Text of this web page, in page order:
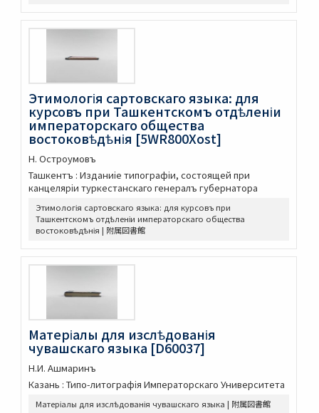
Bản chỉ cách đọc và ý nghīa Annam các chữ nho trong
sách tứ thư／四書不二字音義撮要
佛印の政治經濟状況と印度支那人の希望事項
佛印文化情報 第五号
薬用植物
A NATURALIST IN WESTERN CHINA
印度哲學小史
依立世阿毘曇論日月行品考定暦原・須彌界日道中路八線表根・瞿
曇氏暦稿
宿曜經算曜直章第七・瞿曇氏暦草稿・古今交食考・立世阿毘曇暦
法推歩
梵暦考證
宿曜経鈔
五事毘婆沙論口義
Egyptian Studies
Denkmaeler aus Aegypten und Aethiopien
Hieratische Paläographie
漢籍コーナー貴重書コレクション
閩刻十三經註疏
周易兼義 9卷畧例1卷音義1卷
毛詩註疏 20卷詩譜序1卷
Этимологія сартовскаго языка: для
курсовъ при Ташкентскомъ отдѣленіи
императорскаго общества
востоковѣдѣнія [5WR800Xost]
Н. Остроумовъ
Ташкентъ : Изданиіе типографіи, состоящей при
канцеляріи туркестанскаго генералъ губернатора
Этимологія сартовскаго языка: для курсовъ при
Ташкентскомъ отдѣленіи императорскаго общества
востоковѣдѣнія | 附属図書館
Матеріалы для изслѣдованія
чувашскаго языка [D60037]
Н.И. Ашмаринъ
Казань : Типо-литографія Императорскаго Университета
Матеріалы для изслѣдованія чувашскаго языка | 附属図書館